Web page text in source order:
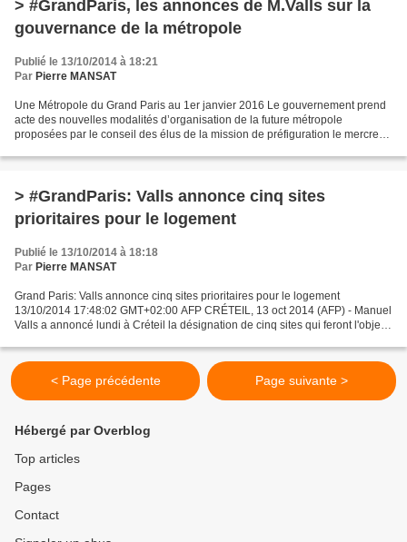
> #GrandParis, les annonces de M.Valls sur la
gouvernance de la métropole
Publié le 13/10/2014 à 18:21
Par Pierre MANSAT
Une Métropole du Grand Paris au 1er janvier 2016 Le gouvernement prend
acte des nouvelles modalités d’organisation de la future métropole
proposées par le conseil des élus de la mission de préfiguration le mercredi
> #GrandParis: Valls annonce cinq sites
prioritaires pour le logement
Publié le 13/10/2014 à 18:18
Par Pierre MANSAT
Grand Paris: Valls annonce cinq sites prioritaires pour le logement
13/10/2014 17:48:02 GMT+02:00 AFP CRÉTEIL, 13 oct 2014 (AFP) - Manuel
Valls a annoncé lundi à Créteil la désignation de cinq sites qui feront l'objet
< Page précédente Page suivante >
Hébergé par Overblog
Top articles
Pages
Contact